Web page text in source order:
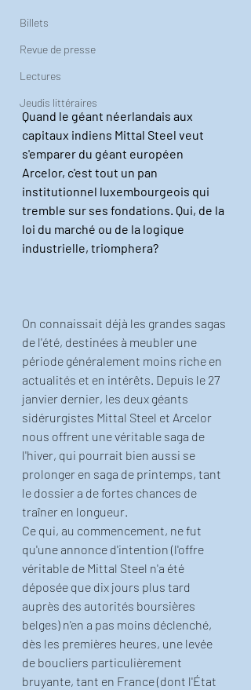
Billets
Revue de presse
Lectures
Jeudis littéraires
Quand le géant néerlandais aux
capitaux indiens Mittal Steel veut
s'emparer du géant européen
Arcelor, c'est tout un pan
institutionnel luxembourgeois qui
tremble sur ses fondations. Qui, de la
loi du marché ou de la logique
industrielle, triomphera?
On connaissait déjà les grandes sagas
de l'été, destinées à meubler une
période généralement moins riche en
actualités et en intérêts. Depuis le 27
janvier dernier, les deux géants
sidérurgistes Mittal Steel et Arcelor
nous offrent une véritable saga de
l'hiver, qui pourrait bien aussi se
prolonger en saga de printemps, tant
le dossier a de fortes chances de
traîner en longueur.
Ce qui, au commencement, ne fut
qu'une annonce d'intention (l'offre
véritable de Mittal Steel n'a été
déposée que dix jours plus tard
auprès des autorités boursières
belges) n'en a pas moins déclenché,
dès les premières heures, une levée
de boucliers particulièrement
bruyante, tant en France (dont l'État